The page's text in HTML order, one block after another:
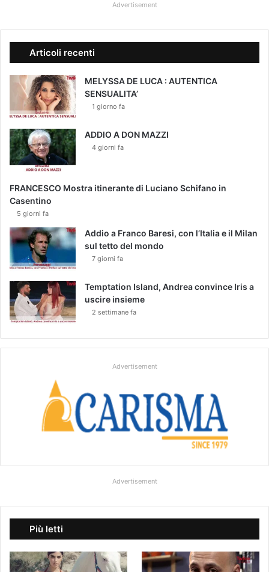
Advertisement
Articoli recenti
MELYSSA DE LUCA : AUTENTICA
SENSUALITA’
1 giorno fa
ADDIO A DON MAZZI
4 giorni fa
FRANCESCO Mostra itinerante di Luciano Schifano in
Casentino
5 giorni fa
Addio a Franco Baresi, con l’Italia e il Milan
sul tetto del mondo
7 giorni fa
Temptation Island, Andrea convince Iris a
uscire insieme
2 settimane fa
Advertisement
Advertisement
Più letti